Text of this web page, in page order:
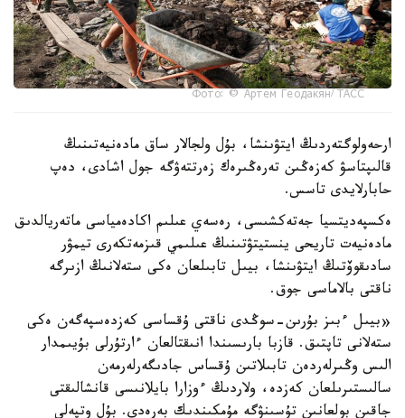
Фото: © Артем Геодакян/ ТАСС
ارحەولوگتەردىڭ ايتۋىنشا، بۇل ولجالار ساق مادەنيەتىنىڭ
قالىپتاسۋ كەزەڭىن تەرەڭىرەك زەرتتەۋگە جول اشادى، دەپ
حابارلايدى تاسس.
ەكسپەديتسيا جەتەكشىسى، رەسەي عىلىم اكادەمياسى ماتەريالدىق
مادەنيەت تاريحى ينستيتۋتىنىڭ عىلىمي قىزمەتكەرى تيمۋر
سادىقوۆتىڭ ايتۋىنشا، بيىل تابىلعان ەكى ستەلانىڭ ازىرگە
ناقتى بالاماسى جوق.
«بيىل ءبىز بۇرىن-سوڭدى ناقتى ۇقساسى كەزدەسپەگەن ەكى
ستەلانى تاپتىق. قازبا بارىسىندا انىقتالعان ءارتۇرلى بۇيىمدار
الىس وڭىرلەردەن تابىلاتىن ۇقساس جادىگەرلەرمەن
سالىستىرىلعان كەزدە، ولاردىڭ ءوزارا بايلانىسى قانشالىقتى
جاقىن بولعانىن تۇسىنۋگە مۇمكىندىك بەرەدى. بۇل وتپەلى